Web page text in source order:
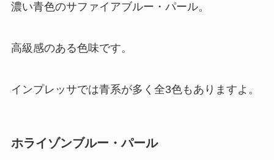
濃い青色のサファイアブルー・パール。
高級感のある色味です。
インプレッサでは青系が多く全3色もありますよ。
ホライゾンブルー・パール